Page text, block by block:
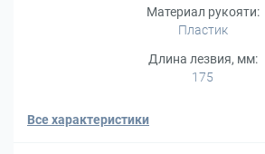
Материал рукояти:
Пластик
Длина лезвия, мм:
175
Все характеристики